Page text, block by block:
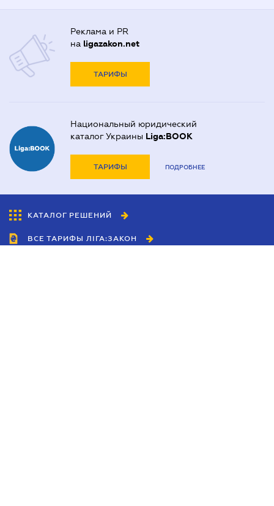
Реклама и PR
на ligazakon.net
ТАРИФЫ
Национальный юридический
каталог Украины Liga:BOOK
ТАРИФЫ ПОДРОБНЕЕ
КАТАЛОГ РЕШЕНИЙ
ВСЕ ТАРИФЫ ЛІГА:ЗАКОН